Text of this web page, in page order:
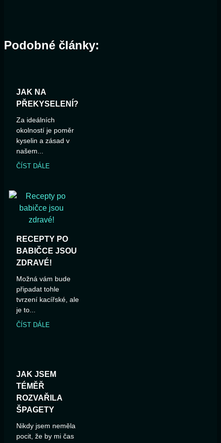
Podobné články:
JAK NA
PŘEKYSELENÍ?
Za ideálních
okolností je poměr
kyselin a zásad v
našem...
ČÍST DÁLE
RECEPTY PO
BABIČCE JSOU
ZDRAVÉ!
Možná vám bude
připadat tohle
tvrzení kacířské, ale
je to...
ČÍST DÁLE
JAK JSEM
TÉMĚŘ
ROZVAŘILA
ŠPAGETY
Nikdy jsem neměla
pocit, že by mi čas